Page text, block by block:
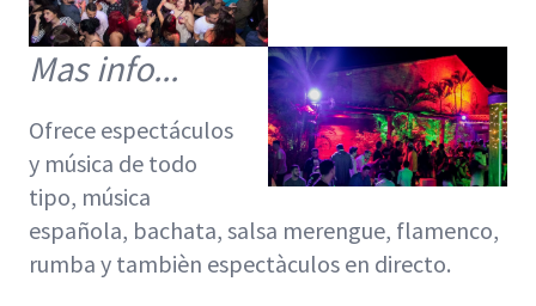
Mas info...
Ofrece espectáculos
y música de todo
tipo, música
española, bachata, salsa merengue, flamenco,
rumba y tambièn espectàculos en directo.